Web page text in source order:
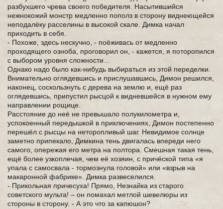
разбухшего чрева своего победителя. Насытившийся
нежнокожий монстр медленно пополз в сторону виднеющейся
неподалёку расселины в высокой скале. Димка начал
приходить в себя.
- Похоже, здесь нескучно, - поёживась от медленно
проходящего озноба, проговорил он, - кажется, я поторопился
с выбором уровня сложности...
Однако надо было как-нибудь выбираться из этой переделки.
Внимательно оглядевшись и прислушавшись, Димон решился,
наконец, соскользнуть с дерева на землю и, ещё раз
оглядевшись, припустил рысцой к видневшейся в нужном ему
направлении рощице.
Расстояние до неё не превышало полукилометра и,
успокоенный передышкой в приключениях, Димон постепенно
перешёл с рысцы на неторопливый шаг. Невидимое солнце
заметно припекало, Димкина тень двигалась впереди него
самого, опережая его метра на полтора. Смешная такая тень,
ещё более узкоплечая, чем её хозяин, с причёской типа «я
упала с самосвала - тормознула головой» или «взрыв на
макаронной фабрике». Димка развеселился.
- Прикольная причесуха! Прямо, Незнайка из старого
советского мульта! – он помахал метлой шевелюры из
стороны в сторону. - А это что за капюшон?